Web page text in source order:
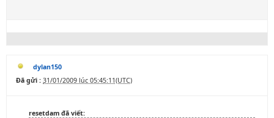
dylan150
Đã gửi : 31/01/2009 lúc 05:45:11(UTC)
resetdam đã viết: